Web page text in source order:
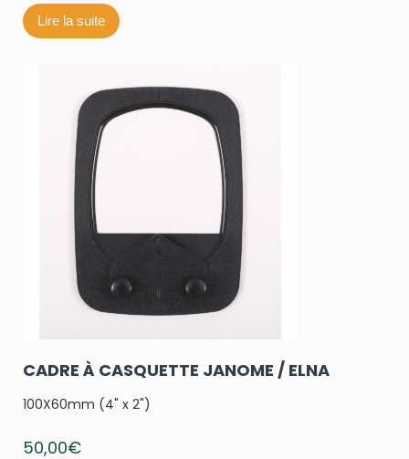
Lire la suite
CADRE À CASQUETTE JANOME / ELNA
100X60mm (4" x 2")
50,00€